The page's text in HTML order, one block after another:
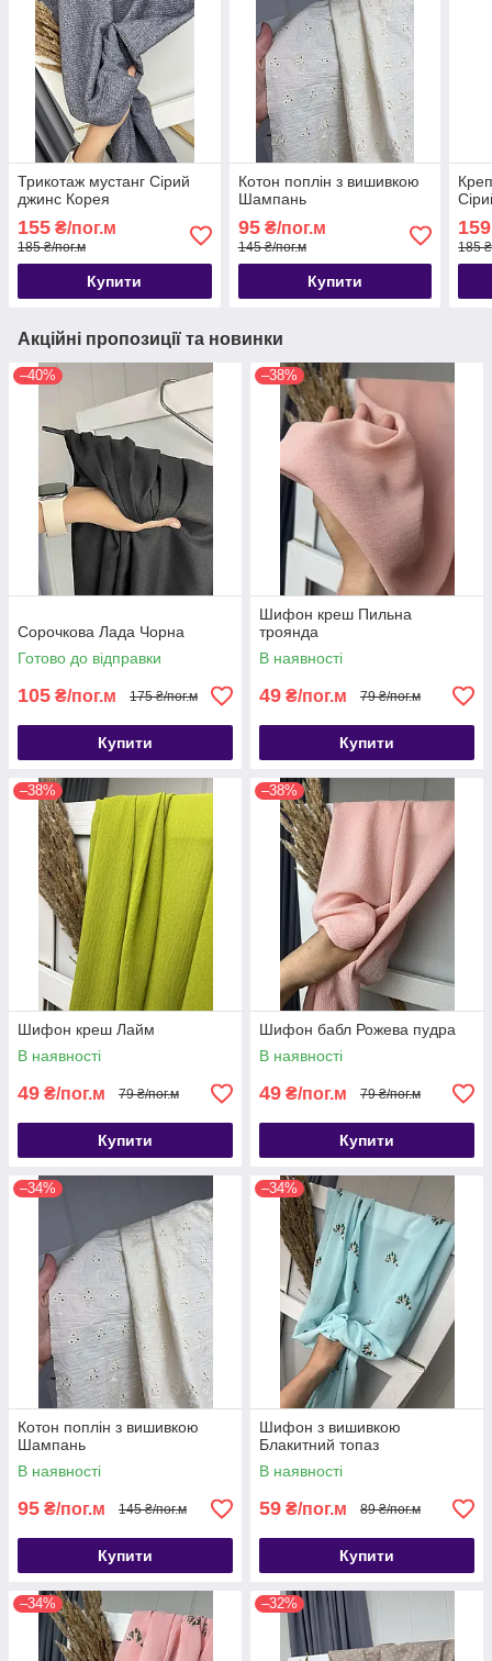
Трикотаж мустанг Сірий
джинс Корея
155 ₴/пог.м
185 ₴/пог.м
Купити
Котон поплін з вишивкою
Шампань
95₴/пог.м
145 ₴/пог.м
Купити
159
185
Акційні пропозиції та новинки
–40%
Сорочкова Лада Чорна
Готово до відправки
105 ₴/пог.м 175 ₴/пог.м
Купити
–38%
Шифон креш Пильна
троянда
В наявності
49 ₴/пог.м 79 ₴/пог.м
Купити
–38%
Шифон креш Лайм
В наявності
49 ₴/пог.м 79 ₴/пог.м
Купити
–38%
Шифон бабл Рожева пудра
В наявності
49 ₴/пог.м 79 ₴/пог.м
Купити
–34%
Котон поплін з вишивкою
Шампань
В наявності
95 ₴/пог.м 145 ₴/пог.м
Купити
–34%
Шифон з вишивкою
Блакитний топаз
В наявності
59 ₴/пог.м 89 ₴/пог.м
Купити
–34% –32%